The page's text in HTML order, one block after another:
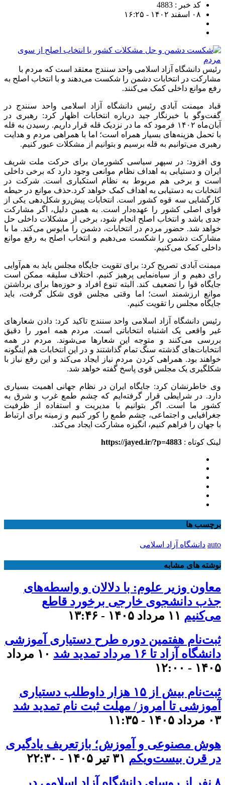
کد خبر : 4883
۰۸ اسفند ۱۴۰۲ - ۱۶:۲۵
رئیس دانشگاه آزاد اسلامی واحد سنندج معتقد است که مردم با
مشارکت در انتخابات دشمن را شکست می‌دهند و با انتخاب اصلح به
رفع موانع داخلی کمک می‌کنند.
قباد میمنت آبادی رئیس دانشگاه آزاد اسلامی واحد سنندج در
گفت‌وگو با خبرنگار جید درباره انتخابات اظهار کرد: رهبری در
آبان‌ماه ۱۴۰۲ فرمود که ما در نزدیک قله قرار داریم. رسیدن به قله
با تحمل هزینه‌های بسیار همراه است؛ اما با همراهی مردم و هدایت
رهبری می‌توانیم به قله برسیم و بتوانیم از مشکلات عبور کنیم.
وی افزود: در سپهر سیاسی کشورمان برای حرکت ملت شریف
ایران و دستیابی به اهداف نظام موانعی وجود دارد که برخی داخلی
است و برخی هم مربوط به نظام استکباری است. شرکت در
انتخابات به دستیابی به اهداف کمک خواهد کرد.حذف موانع در حیطه
کارگشایی سه قوه کشور است. انتخابات پیش‌رو شکل‌دهی یکی از
قوای اصلی کشور را عهده‌دار است. به همین دلیل، اگر مشارکت
جدی باشد و انتخاب اصلح انجام شود، برخی از مشکلات داخلی حل
خواهد شد. حضور مردم در انتخابات، دشمن را مایوس می‌کند. ما با
مشارکت دشمن را شکست می‌دهیم و انتخاب اصلح به رفع موانع
داخلی کمک می‌کنیم.
میمنت آبادی تصریح کرد: برای تقویت جایگاه مجلس باید به هم‌آوایی
رای دهیم و از سیاه‌نمایی پرهیز کنیم. اختلاف سلیقه ممکن است
جایگاه قوا را تضعیف کند. البته تنوع افراد و حوزه‌ها برای برداشتن
موانع ارزشمند است؛ اما وقتی مجلس قوی شکل گرفت، باید
جایگاه مجلس را تقویت کنیم.
رئیس دانشگاه آزاد اسلامی واحد سنندج تاکید کرد: دادن شعارهای
غیر واقعی یک اشتباه انتخاباتی است. مردم همه امور را دقیق
بررسی می‌کنند و متوجه این شعارها می‌شوند. مردم در همه
انتخابات‌های گذشته سنگ تمام گذاشتند و در این انتخابات هم اینگونه
خواهند بود. همراهی کردن مردم نیاز ایجاد می‌کند و این رفع نیاز با
شکلگیری یک مجلس قوی پاسخ گفته خواهد شد.
وی خاطرنشان کرد: جایگاه ایران در نظام جهانی اهمیت بسیاری
دارد. در شرایطی قرار گرفته‌ایم که چشم طمع غرب و شرق به
کشور ما است. اگر بتوانیم با مدیریت و استفاده از ظرفیت
جغرافیایی و اجتماعی، چشم طمع را کور کنیم و زمینه برای ارتباط
با جهان را فراهم کنیم، انگیزه مشارکت ایجاد می‌کند.
لینک کوتاه : https://jayed.ir/?p=4883
برچسب ها
auto دانشگاه آزاد اسلامی
نوشته های مشابه
معاون وزیر علوم: با دلالان و واسطه‌های
جذب دانشجوی خارجی برخورد قاطع
می‌کنیم ۱۱ مرداد ۱۴۰۵ - ۱۳:۴۶
ثبت‌نام هفتمین دوره طرح دستیاری آموزشی
دانشگاه آزاد تا ۱۶ مرداد تمدید شد
۱۰ مرداد
۱۴۰۵ - ۱۲:۰۰
ثبت‌نام بیش از ۱۵ هزار داوطلب دستیاری
آموزشی تا امروز/ مهلت ثبت نام تمدید شد
۰۳ مرداد ۱۴۰۵ - ۱۱:۳۵
هوش مصنوعی و آموزش؛ بازتعریف یادگیری
در قرن بیست‌ویکم ۳۱ تیر ۱۴۰۵ - ۲۲:۳۰
۸ نفر از روسای دانشگاه آزاد اسلامی در